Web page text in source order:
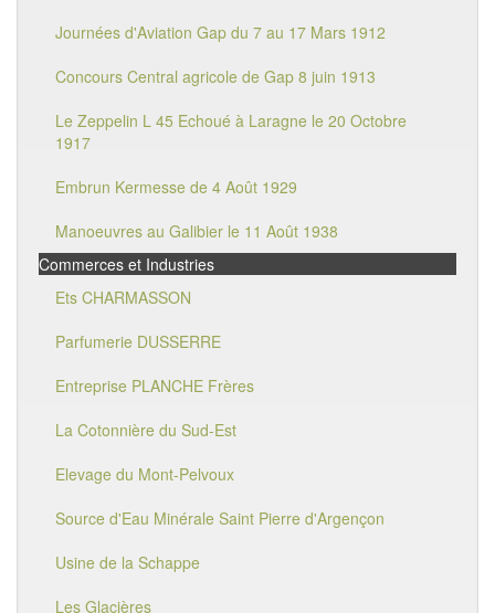
Journées d'Aviation Gap du 7 au 17 Mars 1912
Concours Central agricole de Gap 8 juin 1913
Le Zeppelin L 45 Echoué à Laragne le 20 Octobre
1917
Embrun Kermesse de 4 Août 1929
Manoeuvres au Galibier le 11 Août 1938
Commerces et Industries
Ets CHARMASSON
Parfumerie DUSSERRE
Entreprise PLANCHE Frères
La Cotonnière du Sud-Est
Elevage du Mont-Pelvoux
Source d'Eau Minérale Saint Pierre d'Argençon
Usine de la Schappe
Les Glacières